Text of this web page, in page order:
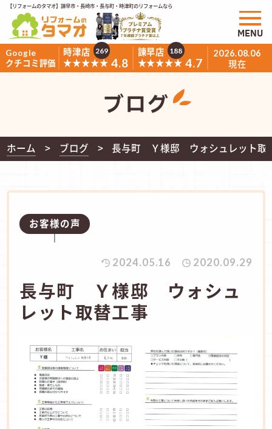
【リフォームのタマオ】諫早市・長崎市・長与町・時津町のリフォームなら
Google
クチコミ評価
時津店
★★★★★ 4.8
269
諫早店
★★★★★ 4.7
188 2026.08.06
現在
MENU
ブログ
ホーム ブログ 長与町 Ｙ様邸 ウォシュレット取
お客様の声
2024.05.16 2020.09.29
長与町 Ｙ様邸 ウォシュ
レット取替工事